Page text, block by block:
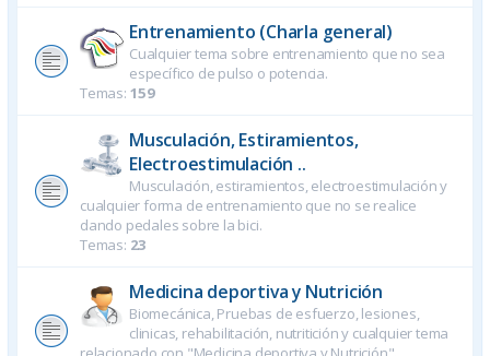
Entrenamiento (Charla general)
Cualquier tema sobre entrenamiento que no sea
específico de pulso o potencia.
Temas: 159
Musculación, Estiramientos,
Electroestimulación ..
Musculación, estiramientos, electroestimulación y
cualquier forma de entrenamiento que no se realice
dando pedales sobre la bici.
Temas: 23
Medicina deportiva y Nutrición
Biomecánica, Pruebas de esfuerzo, lesiones,
clinicas, rehabilitación, nutritición y cualquier tema